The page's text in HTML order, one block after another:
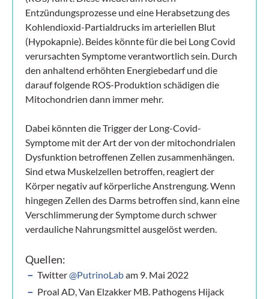
Entzündungsprozesse und eine Herabsetzung des
Kohlendioxid-Partialdrucks im arteriellen Blut
(Hypokapnie). Beides könnte für die bei Long Covid
verursachten Symptome verantwortlich sein. Durch
den anhaltend erhöhten Energiebedarf und die
darauf folgende ROS-Produktion schädigen die
Mitochondrien dann immer mehr.
Dabei könnten die Trigger der Long-Covid-
Symptome mit der Art der von der mitochondrialen
Dysfunktion betroffenen Zellen zusammenhängen.
Sind etwa Muskelzellen betroffen, reagiert der
Körper negativ auf körperliche Anstrengung. Wenn
hingegen Zellen des Darms betroffen sind, kann eine
Verschlimmerung der Symptome durch schwer
verdauliche Nahrungsmittel ausgelöst werden.
Quellen:
Twitter@PutrinoLabam 9. Mai 2022
Proal AD, Van Elzakker MB. Pathogens Hijack